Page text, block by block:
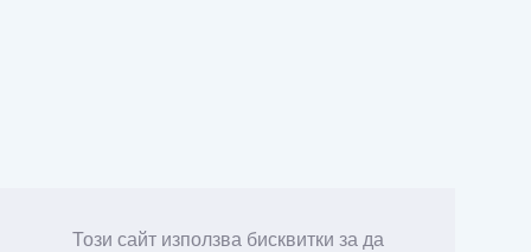
Този сайт използва бисквитки за да